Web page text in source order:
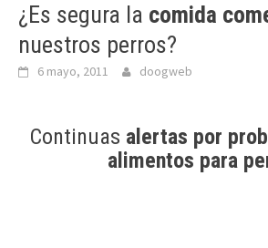
¿Es segura la comida
nuestros perros?
6 mayo, 2011 doogweb
Continuas alertas por
alimentos para